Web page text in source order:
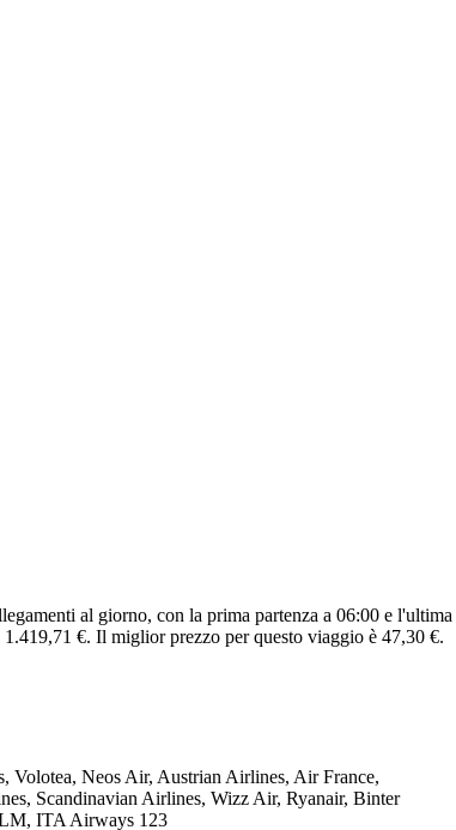
al giorno, con la prima partenza a 06:00 e l'ultima
€. Il miglior prezzo per questo viaggio è 47,30 €.
Neos Air, Austrian Airlines, Air France,
Scandinavian Airlines, Wizz Air, Ryanair, Binter
ITA Airways 123